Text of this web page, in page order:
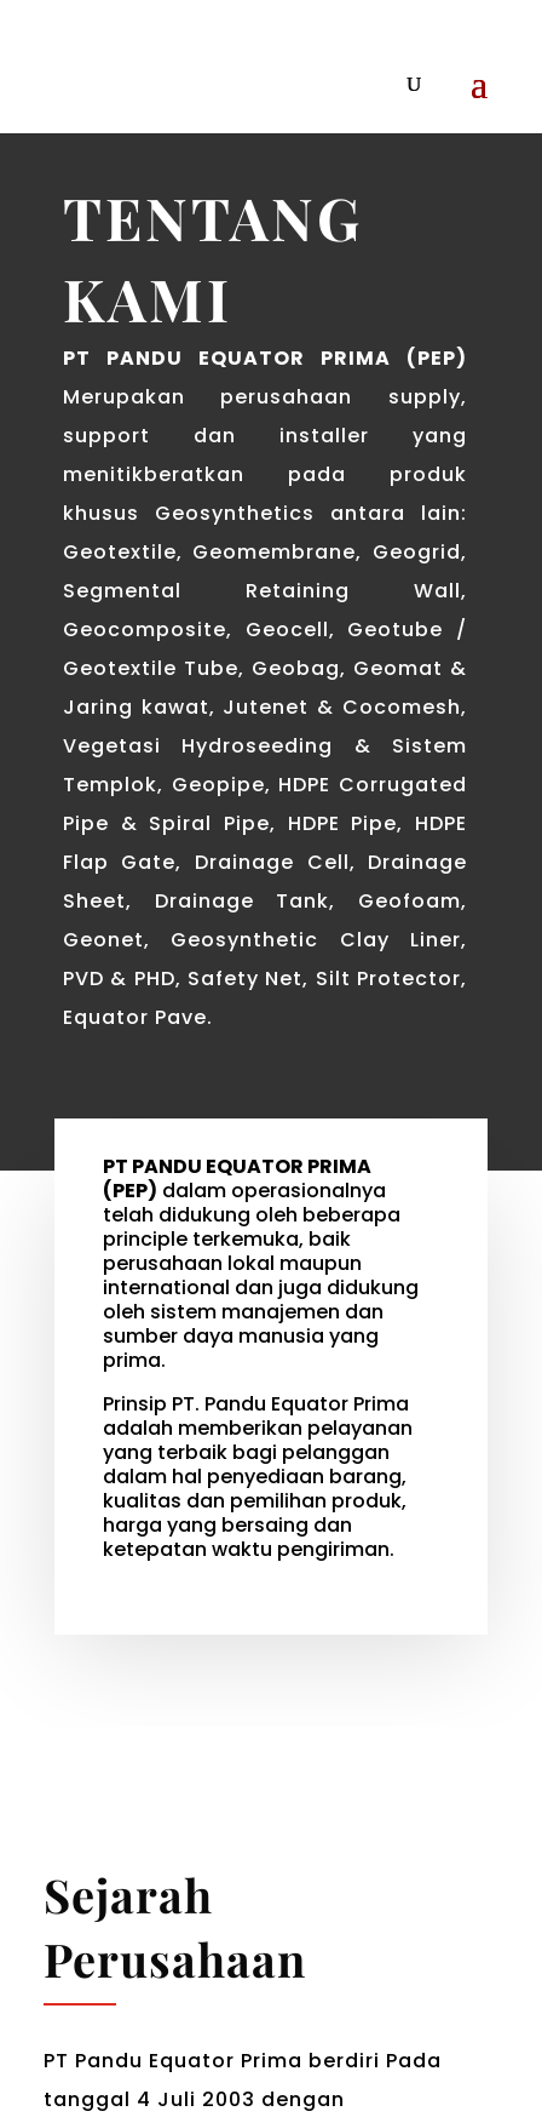
TENTANG
KAMI
PT PANDU EQUATOR PRIMA (PEP)
Merupakan perusahaan supply,
support dan installer yang
menitikberatkan pada produk
khusus Geosynthetics antara lain:
Geotextile, Geomembrane, Geogrid,
Segmental Retaining Wall,
Geocomposite, Geocell, Geotube /
Geotextile Tube, Geobag, Geomat &
Jaring kawat, Jutenet & Cocomesh,
Vegetasi Hydroseeding & Sistem
Templok, Geopipe, HDPE Corrugated
Pipe & Spiral Pipe, HDPE Pipe, HDPE
Flap Gate, Drainage Cell, Drainage
Sheet, Drainage Tank, Geofoam,
Geonet, Geosynthetic Clay Liner,
PVD & PHD, Safety Net, Silt Protector,
Equator Pave.
PT PANDU EQUATOR PRIMA
(PEP) dalam operasionalnya
telah didukung oleh beberapa
principle terkemuka, baik
perusahaan lokal maupun
international dan juga didukung
oleh sistem manajemen dan
sumber daya manusia yang
prima.
Prinsip PT. Pandu Equator Prima
adalah memberikan pelayanan
yang terbaik bagi pelanggan
dalam hal penyediaan barang,
kualitas dan pemilihan produk,
harga yang bersaing dan
ketepatan waktu pengiriman.
Sejarah
Perusahaan
PT Pandu Equator Prima berdiri Pada
tanggal 4 Juli 2003 dengan